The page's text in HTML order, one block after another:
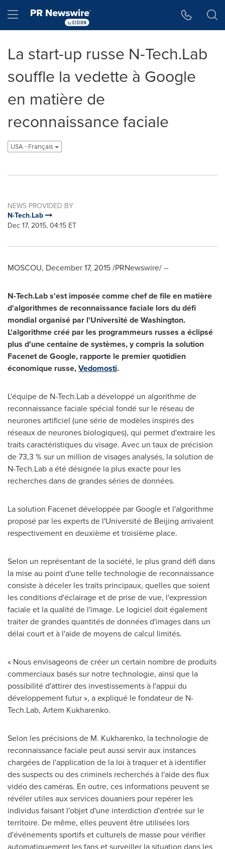
Hamburger menu
La start-up russe N-Tech.Lab
souffle la vedette à Google
en matière de
reconnaissance faciale
USA - Français
NEWS PROVIDED BY
N-Tech.Lab
Dec 17, 2015, 04:15 ET
MOSCOU, December 17, 2015/PRNewswire/ --
N-Tech.Lab s'est imposée comme chef de file en matière
d'algorithmes de reconnaissance faciale lors du défi
mondial organisé par l'Université deWashington.
L'algorithme créé par les programmeurs russes a éclipsé
plus d'une centaine de systèmes, y compris la solution
Facenet de Google, rapporte le premier quotidien
économique russe,Vedomosti.
L'équipe de N-Tech.Lab a développé un algorithme de
reconnaissance faciale spécial fondé sur le réseau de
neurones artificiel (une série de modèles inspirés des
réseaux de neurones biologiques), qui permet d'extraire les
traits caractéristiques du visage. Avec un taux de précision
de 73,3 % sur un million de visages analysés, la solution de
N-Tech.Lab a été désignée la plus exacte pour les
recherches dans de grandes séries de données.
La solution Facenet développée par Google et l'algorithme
proposé par les experts de l'Université de Beijing arrivaient
respectivement en deuxième et troisième place.
Selon un représentant de la société, le plus grand défi dans
la mise au point d'une telle technologie de reconnaissance
consiste à déceler les traits principaux, quelles que soient
les conditions d'éclairage et de prise de vue, l'expression
faciale et la qualité de l'image. Le logiciel doit également
traiter de grandes quantités de données d'images dans un
délai court et à l'aide de moyens de calcul limités.
« Nous envisageons de créer un certain nombre de produits
commerciaux basés sur notre technologie, ainsi que la
possibilité d'attirer des investissements à l'appui du
développement futur », a expliqué le fondateur de N-
Tech.Lab, Artem Kukharenko.
Selon les précisions de M. Kukharenko, la technologie de
reconnaissance faciale peut aussi servir aux instances
chargées de l'application de la loi à traquer et à identifier
des suspects ou des criminels recherchés à l'aide des flux
vidéo des caméras. En outre, ces informations peuvent se
révéler utiles aux services douaniers pour repérer les
individus faisant l'objet d'une interdiction d'entrée sur le
territoire. De même, elles peuvent être utilisées lors
d'événements sportifs et culturels de masse pour vérifier